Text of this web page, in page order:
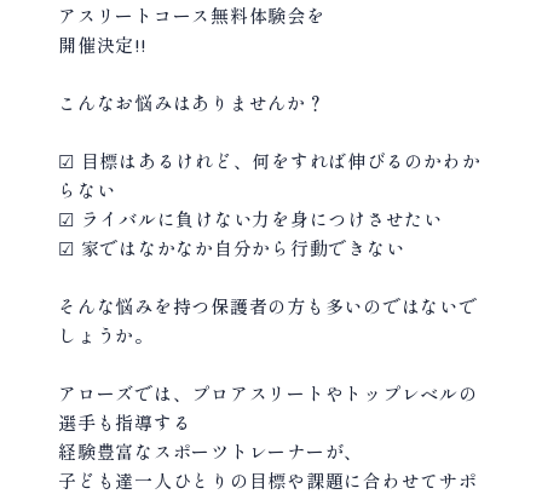
アスリートコース無料体験会を
開催決定!!
こんなお悩みはありませんか？
☑︎ 目標はあるけれど、何をすれば伸びるのかわか
らない
☑︎ ライバルに負けない力を身につけさせたい
☑︎ 家ではなかなか自分から行動できない
そんな悩みを持つ保護者の方も多いのではないで
しょうか。
アローズでは、プロアスリートやトップレベルの
選手も指導する
経験豊富なスポーツトレーナーが、
子ども達一人ひとりの目標や課題に合わせてサポ